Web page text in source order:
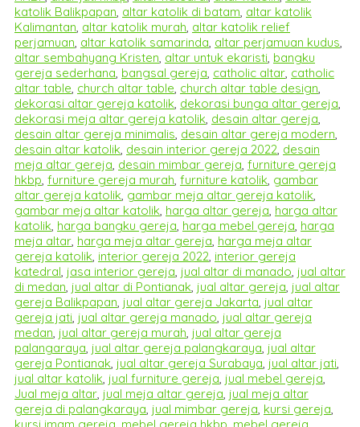
katolik Balikpapan altar katolik di batam altar katolik
Kalimantan altar katolik murah altar katolik relief
perjamuan altar katolik samarinda altar perjamuan kudus
altar sembahyang Kristen altar untuk ekaristi bangku
gereja sederhana bangsal gereja catholic altar catholic
altar table church altar table church altar table design
dekorasi altar gereja katolik dekorasi bunga altar gereja
dekorasi meja altar gereja katolik desain altar gereja
desain altar gereja minimalis desain altar gereja modern
desain altar katolik desain interior gereja 2022 desain
meja altar gereja desain mimbar gereja furniture gereja
hkbp furniture gereja murah furniture katolik gambar
altar gereja katolik gambar meja altar gereja katolik
gambar meja altar katolik harga altar gereja harga altar
katolik harga bangku gereja harga mebel gereja harga
meja altar harga meja altar gereja harga meja altar
gereja katolik interior gereja 2022 interior gereja
katedral jasa interior gereja jual altar di manado jual altar
di medan jual altar di Pontianak jual altar gereja jual altar
gereja Balikpapan jual altar gereja Jakarta jual altar
gereja jati jual altar gereja manado jual altar gereja
medan jual altar gereja murah jual altar gereja
palangaraya jual altar gereja palangkaraya jual altar
gereja Pontianak jual altar gereja Surabaya jual altar jati
jual altar katolik jual furniture gereja jual mebel gereja
Jual meja altar jual meja altar gereja jual meja altar
gereja di palangkaraya jual mimbar gereja kursi gereja